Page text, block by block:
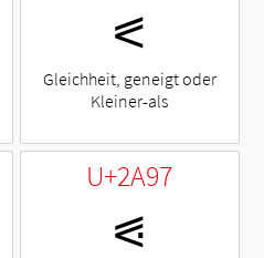
⪕
Gleichheit, geneigt oder
Kleiner-als
U+2A97
⪗